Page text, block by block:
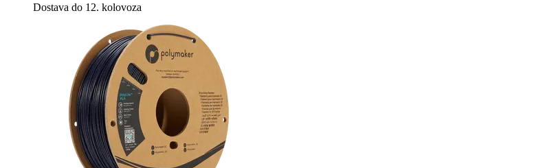
Dostava do 12. kolovoza